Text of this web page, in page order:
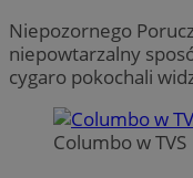
Niepozornego
niepowtarzalny
cygaro pokochali
Columbo w TVS